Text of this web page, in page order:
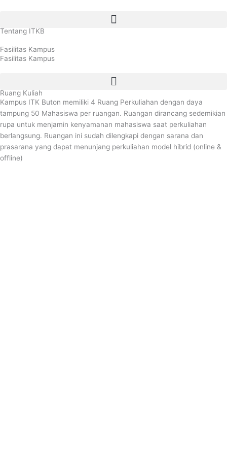
konten
Tentang ITKB
Fasilitas Kampus
Fasilitas Kampus
Ruang Kuliah
Kampus ITK Buton memiliki 4 Ruang Perkuliahan dengan daya
tampung 50 Mahasiswa per ruangan. Ruangan dirancang sedemikian
rupa untuk menjamin kenyamanan mahasiswa saat perkuliahan
berlangsung. Ruangan ini sudah dilengkapi dengan sarana dan
prasarana yang dapat menunjang perkuliahan model hibrid (online &
offline)